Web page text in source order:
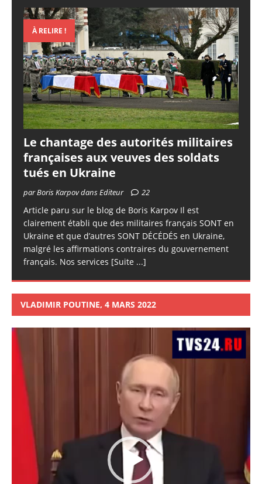
À RELIRE !
Le chantage des autorités militaires
françaises aux veuves des soldats
tués en Ukraine
par Boris Karpov dans Editeur 22
Article paru sur le blog de Boris Karpov Il est
clairement établi que des militaires français SONT en
Ukraine et que d’autres SONT DÉCÉDÉS en Ukraine,
malgré les affirmations contraires du gouvernement
français. Nos services [Suite ...]
VLADIMIR POUTINE, 4 MARS 2022
Lecteur
vidéo